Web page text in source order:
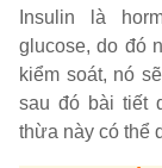
Insulin là
glucose, do đó
kiểm soát, nó
sau đó bài tiết
thừa này có thể